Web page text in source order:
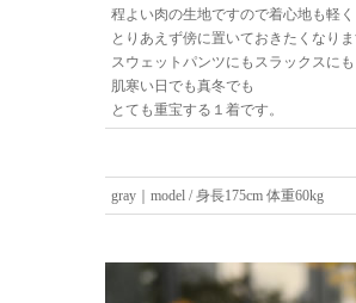
程よい肉の生地ですので着心地も軽く
とりあえず傍に置いておきたくなりま
スウェットパンツにもスラックスにも
肌寒い日でも真冬でも
とても重宝する１着です。
gray｜model / 身長175cm 体重60kg